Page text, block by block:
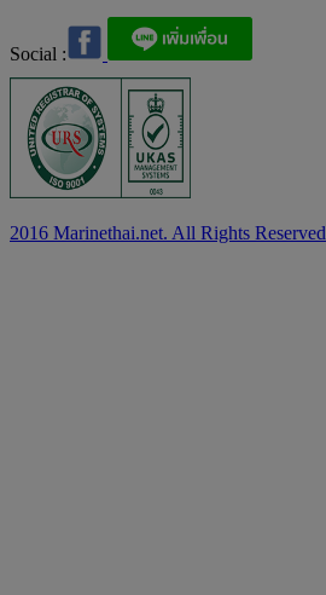
Social :
2016 Marinethai.net. All Rights Reserved